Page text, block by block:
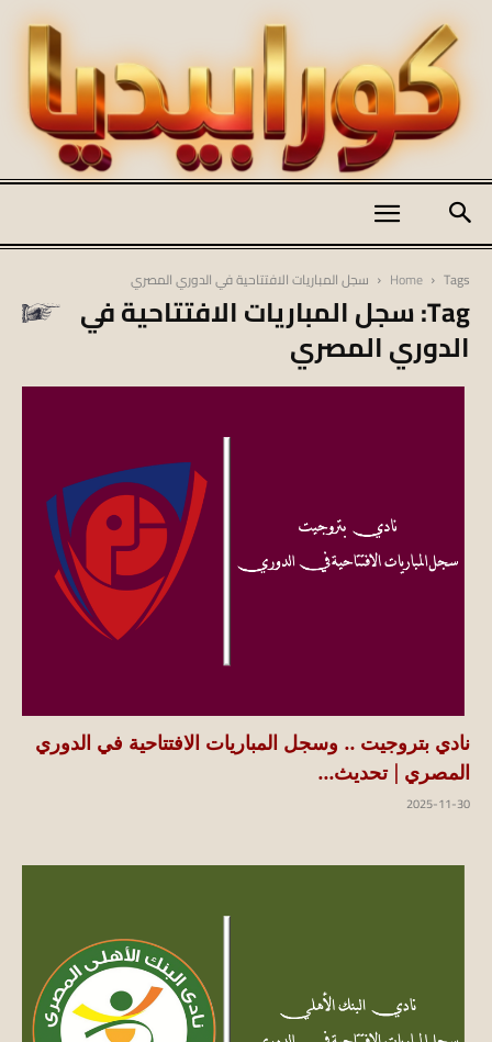
Home Tags سجل المباريات الافتتاحية في الدوري المصري
Tag: سجل المباريات الافتتاحية في
الدوري المصري
نادي بتروجيت .. وسجل المباريات الافتتاحية في الدوري
المصري | تحديث...
2025-11-30